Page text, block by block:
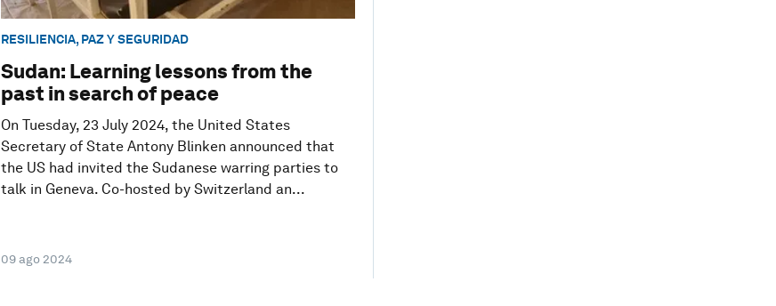
RESILIENCIA, PAZ Y SEGURIDAD
Sudan: Learning lessons from the
past in search of peace
On Tuesday, 23 July 2024, the United States
Secretary of State Antony Blinken announced that
the US had invited the Sudanese warring parties to
talk in Geneva. Co-hosted by Switzerland an...
09 ago 2024